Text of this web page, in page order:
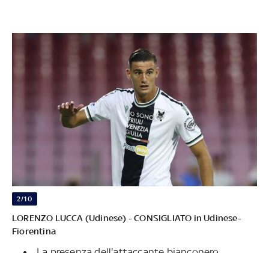
2/10
LORENZO LUCCA (Udinese) - CONSIGLIATO in Udinese-
Fiorentina